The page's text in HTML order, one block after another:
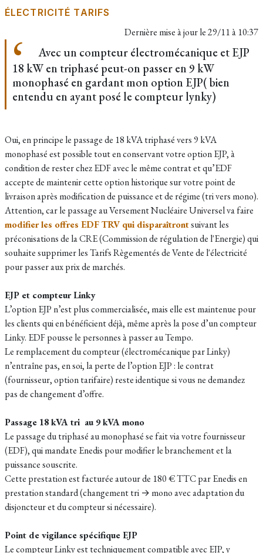
ÉLECTRICITÉ TARIFS
Dernière mise à jour le29/11 à 10:37
Avec un compteur électromécanique et EJP
18 kW en triphasé peut-on passer en 9 kW
monophasé en gardant mon option EJP( bien
entendu en ayant posé le compteur lynky)
Oui, en principe le passage de 18 kVA triphasé vers 9 kVA
monophasé est possible tout en conservant votre option EJP, à
condition de rester chez EDF avec le même contrat et qu’EDF
accepte de maintenir cette option historique sur votre point de
livraison après modification de puissance et de régime (tri vers mono).
Attention, car le passage au Versement Nucléaire Universel va faire
modifier les offres EDF TRV qui disparaîtrontsuivant les
préconisations de la CRE (Commission de régulation de l'Energie) qui
souhaite supprimer les Tarifs Règementés de Vente de l'électricité
pour passer aux prix de marchés.
EJP et compteur Linky
L’option EJP n’est plus commercialisée, mais elle est maintenue pour
les clients qui en bénéficient déjà, même après la pose d’un compteur
Linky. EDF pousse le personnes à passer au Tempo.
Le remplacement du compteur (électromécanique par Linky)
n’entraîne pas, en soi, la perte de l’option EJP : le contrat
(fournisseur, option tarifaire) reste identique si vous ne demandez
pas de changement d’offre.
Passage 18 kVA tri au 9 kVA mono
Le passage du triphasé au monophasé se fait via votre fournisseur
(EDF), qui mandate Enedis pour modifier le branchement et la
puissance souscrite.​
Cette prestation est facturée autour de 180 € TTC par Enedis en
prestation standard (changement tri → mono avec adaptation du
disjoncteur et du compteur si nécessaire).​
Point de vigilance spécifique EJP
Le compteur Linky est techniquement compatible avec EJP, y